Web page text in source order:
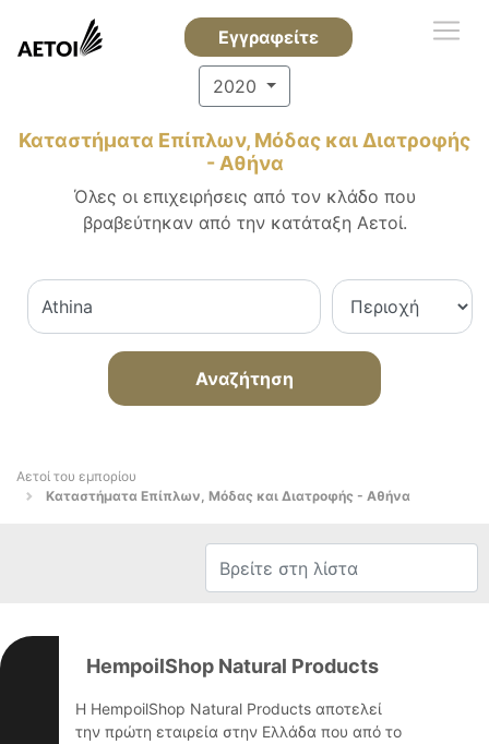
Εγγραφείτε
2020
Καταστήματα Επίπλων, Μόδας και Διατροφής
- Αθήνα
Όλες οι επιχειρήσεις από τον κλάδο που
βραβεύτηκαν από την κατάταξη Αετοί.
Αναζήτηση
Αετοί του εμπορίου
Καταστήματα Επίπλων, Μόδας και Διατροφής - Αθήνα
HempoilShop Natural Products
Η HempoilShop Natural Products αποτελεί
την πρώτη εταιρεία στην Ελλάδα που από το